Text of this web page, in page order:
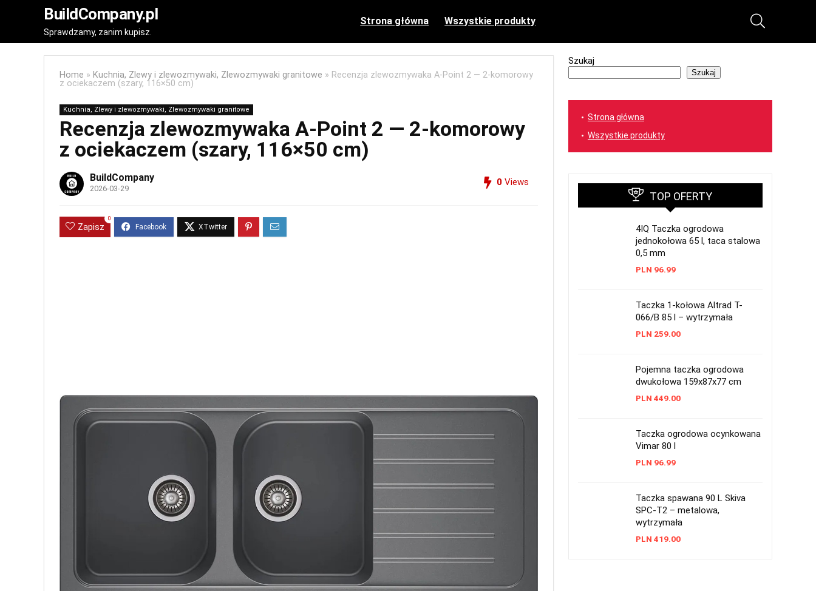
BuildCompany.pl
Sprawdzamy, zanim kupisz.
Strona główna Wszystkie produkty
Home » Kuchnia, Zlewy i zlewozmywaki, Zlewozmywaki granitowe » Recenzja zlewozmywaka A-Point 2 — 2-komorowy
z ociekaczem (szary, 116×50 cm)
Kuchnia, Zlewy i zlewozmywaki, Zlewozmywaki granitowe
Recenzja zlewozmywaka A-Point 2 — 2-komorowy
z ociekaczem (szary, 116×50 cm)
BuildCompany
2026-03-29
0 Views
Zapisz
0
Szukaj
Szukaj
Strona główna
Wszystkie produkty
TOP OFERTY
4IQ Taczka ogrodowa
jednokołowa 65 l, taca stalowa
0,5 mm
PLN 96.99
Taczka 1-kołowa Altrad T-
066/B 85 l – wytrzymała
PLN 259.00
Pojemna taczka ogrodowa
dwukołowa 159x87x77 cm
PLN 449.00
Taczka ogrodowa ocynkowana
Vimar 80 l
PLN 96.99
Taczka spawana 90 L Skiva
SPC-T2 – metalowa,
wytrzymała
PLN 419.00